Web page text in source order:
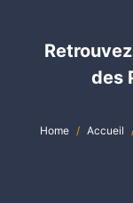
des
Home Accueil